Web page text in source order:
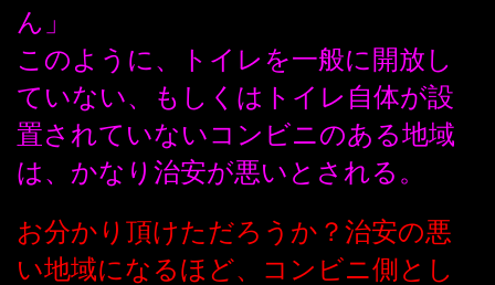
ん」
このように、トイレを一般に開放し
ていない、もしくはトイレ自体が設
置されていないコンビニのある地域
は、かなり治安が悪いとされる。
お分かり頂けただろうか？治安の悪
い地域になるほど、コンビニ側とし